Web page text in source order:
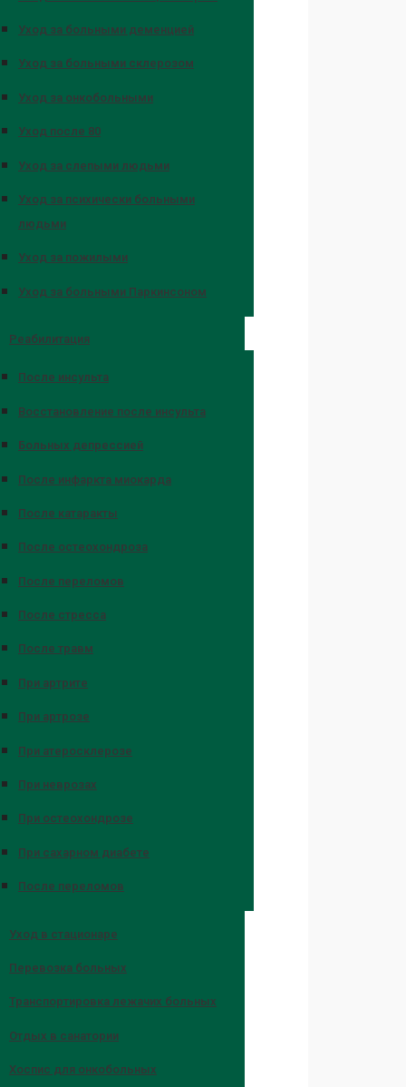
Уход за больными деменцией
Уход за больными склерозом
Уход за онкобольными
Уход после 80
Уход за слепыми людьми
Уход за психически больными
людьми
Уход за пожилыми
Уход за больными Паркинсоном
Реабилитация
После инсульта
Восстановление после инсульта
Больных депрессией
После инфаркта миокарда
После катаракты
После остеохондроза
После переломов
После стресса
После травм
При артрите
При артрозе
При атеросклерозе
При неврозах
При остеохондрозе
При сахарном диабете
После переломов
Уход в стационаре
Перевозка больных
Транспортировка лежачих больных
Отдых в санатории
Хоспис для онкобольных